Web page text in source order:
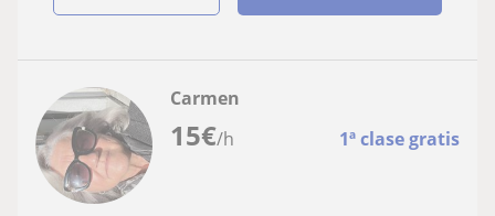
15€/h 1ª clase gratis
Carmen